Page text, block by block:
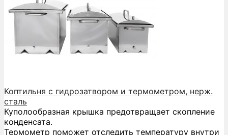
Коптильня с гидрозатвором и термометром, нерж.
сталь
Куполообразная крышка предотвращает скопление
конденсата.
Термометр поможет отследить температуру внутри